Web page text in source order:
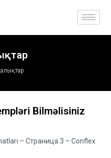
Bilməlisiniz
– Страница 3 – Conflex